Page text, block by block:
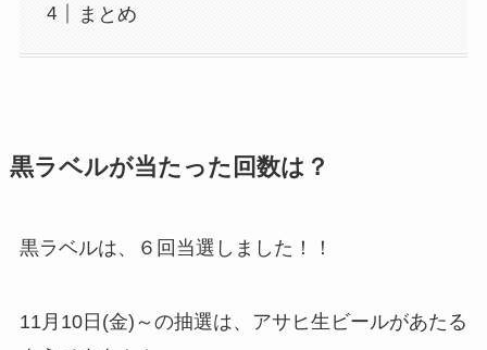
まとめ
黒ラベルが当たった回数は？
黒ラベルは、６回当選しました！！
11月10日(金)～の抽選は、アサヒ生ビールがあたる